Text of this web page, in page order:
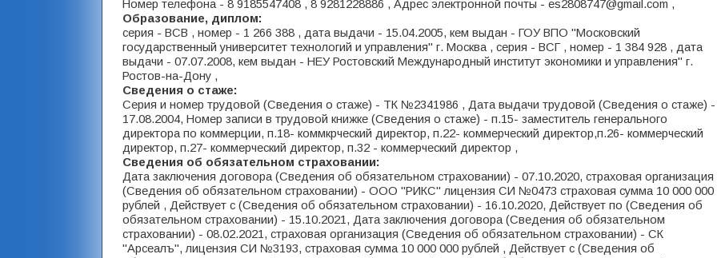
Номер телефона - 8 9185547408 , 8 9281228886 , Адрес электронной почты - es2808747@gmail.com ,
Образование, диплом:
серия - ВСВ , номер - 1 266 388 , дата выдачи - 15.04.2005, кем выдан - ГОУ ВПО "Московский
государственный университет технологий и управления" г. Москва , серия - ВСГ , номер - 1 384 928 , дата
выдачи - 07.07.2008, кем выдан - НЕУ Ростовский Международный институт экономики и управления" г.
Ростов-на-Дону ,
Сведения о стаже:
Серия и номер трудовой (Сведения о стаже) - ТК №2341986 , Дата выдачи трудовой (Сведения о стаже) -
17.08.2004, Номер записи в трудовой книжке (Сведения о стаже) - п.15- заместитель генерального
директора по коммерции, п.18- коммкрческий директор, п.22- коммерческий директор,п.26- коммерческий
директор, п.27- коммерческий директор, п.32 - коммерческий директор ,
Сведения об обязательном страховании:
Дата заключения договора (Сведения об обязательном страховании) - 07.10.2020, страховая организация
(Сведения об обязательном страховании) - ООО "РИКС" лицензия СИ №0473 страховая сумма 10 000 000
рублей , Действует с (Сведения об обязательном страховании) - 16.10.2020, Действует по (Сведения об
обязательном страховании) - 15.10.2021, Дата заключения договора (Сведения об обязательном
страховании) - 08.02.2021, страховая организация (Сведения об обязательном страховании) - СК
"Арсеалъ", лицензия СИ №3193, страховая сумма 10 000 000 рублей , Действует с (Сведения об